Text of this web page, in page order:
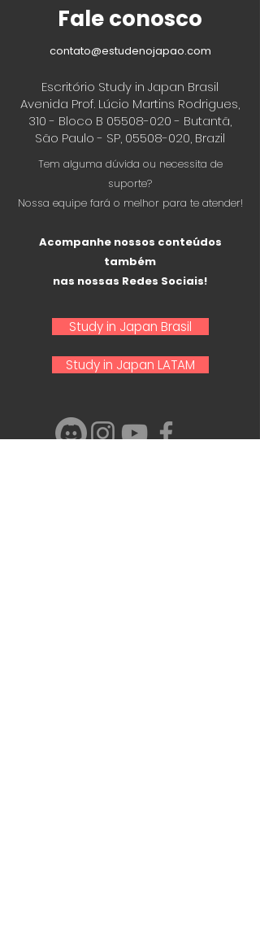
Fale conosco
contato@estudenojapao.com
Escritório Study in Japan Brasil
Avenida Prof. Lúcio Martins Rodrigues,
310 - Bloco B 05508-020- Butantã,
São Paulo - SP, 05508-020, Brazil
Tem alguma dúvida ou necessita de
suporte?
Nossa equipe fará o melhor para te atender!
Acompanhe nossos conteúdos
também
nas nossas Redes Sociais!
Study in Japan Brasil
Study in Japan LATAM